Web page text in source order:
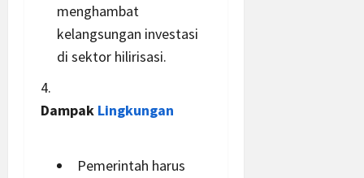
menghambat
kelangsungan investasi
di sektor hilirisasi.
Dampak Lingkungan
Pemerintah harus